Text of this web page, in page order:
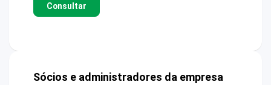
Consultar
Sócios e administradores da empresa